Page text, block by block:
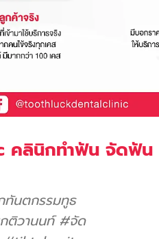
คลินิกทำฟัน จัดฟั
นตกรรมทูธ
ติวานนท์ #จัด